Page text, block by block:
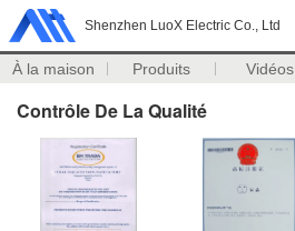
Shenzhen LuoX Electric Co., Ltd
À la maison Produits Vidéos
Contrôle De La Qualité